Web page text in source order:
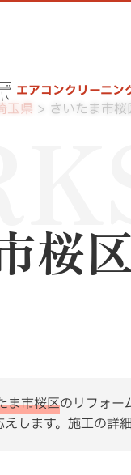
エアコンクリーニン
玉県 さいたま市桜
桜
ま市桜区のリフォー
します。施工の詳